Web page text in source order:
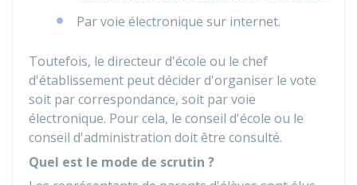
Par voie électronique sur internet.
Toutefois, le directeur d'école ou le chef
d'établissement peut décider d'organiser le vote
soit par correspondance, soit par voie
électronique. Pour cela, le conseil d'école ou le
conseil d'administration doit être consulté.
Quel est le mode de scrutin ?